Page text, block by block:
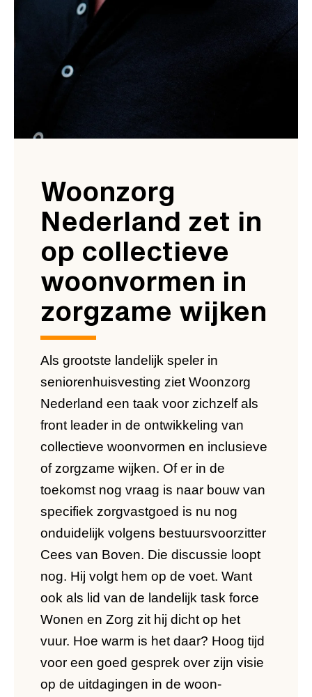
Woonzorg
Nederland zet in
op collectieve
woonvormen in
zorgzame wijken
Als grootste landelijk speler in
seniorenhuisvesting ziet Woonzorg
Nederland een taak voor zichzelf als
front leader in de ontwikkeling van
collectieve woonvormen en inclusieve
of zorgzame wijken. Of er in de
toekomst nog vraag is naar bouw van
specifiek zorgvastgoed is nu nog
onduidelijk volgens bestuursvoorzitter
Cees van Boven. Die discussie loopt
nog. Hij volgt hem op de voet. Want
ook als lid van de landelijk task force
Wonen en Zorg zit hij dicht op het
vuur. Hoe warm is het daar? Hoog tijd
voor een goed gesprek over zijn visie
op de uitdagingen in de woon-